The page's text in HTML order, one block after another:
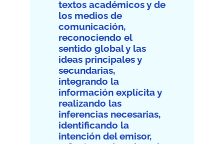
textos académicos y de
los medios de
comunicación,
reconociendo el
sentido global y las
ideas principales y
secundarias,
integrando la
información explícita y
realizando las
inferencias necesarias,
identificando la
intención del emisor,